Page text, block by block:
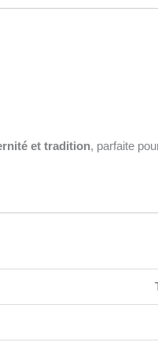
et tradition, parfaite